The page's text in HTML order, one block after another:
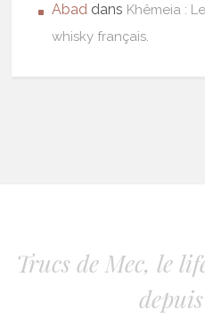
Abad dans Khêmeia :
whisky français.
Trucs de Mec, le